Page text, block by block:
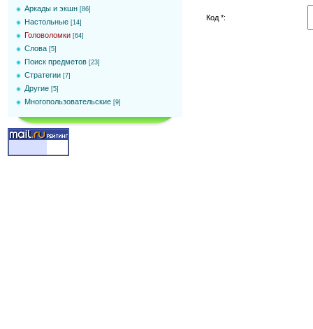
Аркады и экшн [86]
Настольные [14]
Головоломки [64]
Слова [5]
Поиск предметов [23]
Стратегии [7]
Другие [5]
Многопользовательские [9]
Код *: